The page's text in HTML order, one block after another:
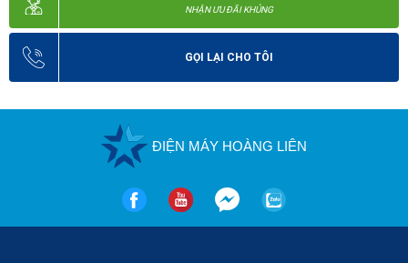
NHẬN ƯU ĐÃI KHỦNG
GỌI LẠI CHO TÔI
ĐIỆN MÁY HOÀNG LIÊN